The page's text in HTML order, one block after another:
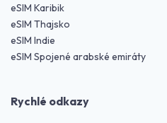
eSIM Karibik
eSIM Thajsko
eSIM Indie
eSIM Spojené arabské emiráty
Rychlé odkazy